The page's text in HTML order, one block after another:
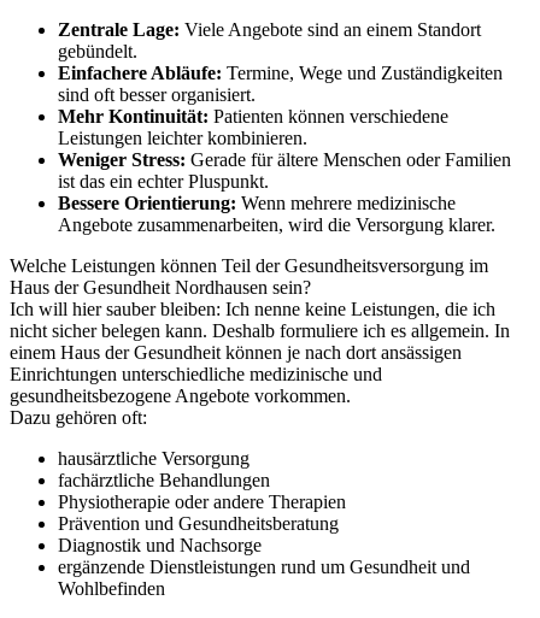
Zentrale Lage: Viele Angebote sind an einem Standort
gebündelt.
Einfachere Abläufe: Termine, Wege und Zuständigkeiten
sind oft besser organisiert.
Mehr Kontinuität: Patienten können verschiedene
Leistungen leichter kombinieren.
Weniger Stress: Gerade für ältere Menschen oder Familien
ist das ein echter Pluspunkt.
Bessere Orientierung: Wenn mehrere medizinische
Angebote zusammenarbeiten, wird die Versorgung klarer.
Welche Leistungen können Teil der Gesundheitsversorgung im
Haus der Gesundheit Nordhausen sein?
Ich will hier sauber bleiben: Ich nenne keine Leistungen, die ich
nicht sicher belegen kann. Deshalb formuliere ich es allgemein. In
einem Haus der Gesundheit können je nach dort ansässigen
Einrichtungen unterschiedliche medizinische und
gesundheitsbezogene Angebote vorkommen.
Dazu gehören oft:
hausärztliche Versorgung
fachärztliche Behandlungen
Physiotherapie oder andere Therapien
Prävention und Gesundheitsberatung
Diagnostik und Nachsorge
ergänzende Dienstleistungen rund um Gesundheit und
Wohlbefinden